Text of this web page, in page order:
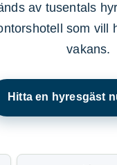
av tusentals
som
vakans.
Hitta en hyresgäst